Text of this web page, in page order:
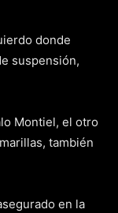
donde
suspensión,
Montiel, el otro
también
en la